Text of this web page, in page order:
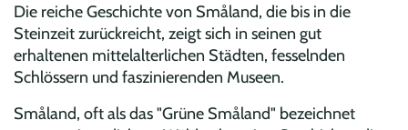
Die reiche Geschichte von Småland, die bis in die
Steinzeit zurückreicht, zeigt sich in seinen gut
erhaltenen mittelalterlichen Städten, fesselnden
Schlössern und faszinierenden Museen.
Småland, oft als das "Grüne Småland" bezeichnet